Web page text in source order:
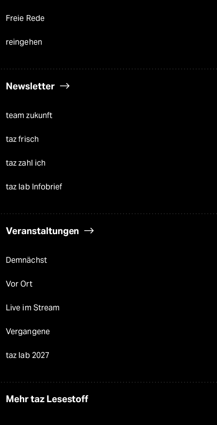
Freie Rede
reingehen
Newsletter
team zukunft
taz frisch
taz zahl ich
taz lab Infobrief
Veranstaltungen
Demnächst
Vor Ort
Live im Stream
Vergangene
taz lab 2027
Mehr taz Lesestoff